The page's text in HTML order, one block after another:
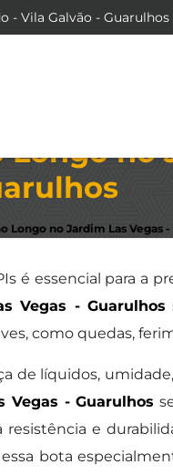
- Vila Galvão - Guarulhos
Longo no
Longo no Jardim Las Vegas
é essencial para a
Vegas - Guarulhos
como quedas,
de líquidos,
Vegas - Guarulhos
resistência e
bota